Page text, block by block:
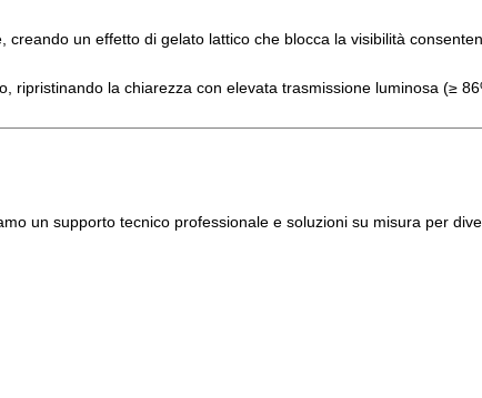
un effetto di gelato lattico che blocca la visibilità
ripristinando la chiarezza con elevata trasmissione luminosa (≥
un supporto tecnico professionale e soluzioni su misura per